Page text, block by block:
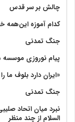
چالش بر سر قدس
کدام آموزه این‌همه
جنگ تمدنی
پیام نوروزی
«ایران دارد بلوف ما
جنگ تمدنی
نبرد میان اتحاد
السلام از چند منظر